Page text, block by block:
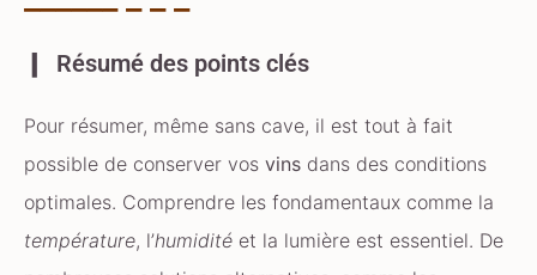
Résumé des points clés
Pour résumer, même sans cave, il est tout à fait
possible de conserver vos vins dans des conditions
optimales. Comprendre les fondamentaux comme la
température, l’humidité et la lumière est essentiel. De